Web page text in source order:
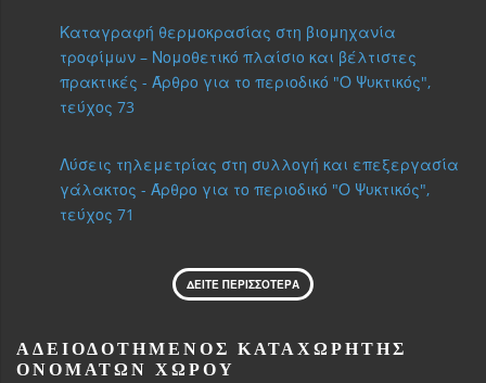
Καταγραφή θερμοκρασίας στη βιομηχανία
τροφίμων – Νομοθετικό πλαίσιο και βέλτιστες
πρακτικές - Άρθρο για το περιοδικό "Ο Ψυκτικός",
τεύχος 73
Λύσεις τηλεμετρίας στη συλλογή και επεξεργασία
γάλακτος - Άρθρο για το περιοδικό "Ο Ψυκτικός",
τεύχος 71
ΔΕΙΤΕ ΠΕΡΙΣΣΟΤΕΡΑ
ΑΔΕΙΟΔΟΤΗΜΈΝΟΣ ΚΑΤΑΧΩΡΗΤΉΣ
ΟΝΟΜΆΤΩΝ ΧΏΡΟΥ